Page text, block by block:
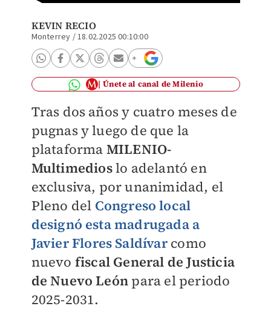
KEVIN RECIO
Monterrey /18.02.2025 00:10:00
Únete al canal de Milenio
Tras dos años y cuatro meses de
pugnas y luego de que la
plataforma MILENIO-
Multimedioslo adelantó en
exclusiva, por unanimidad, el
Pleno del Congreso local
designó esta madrugada a
Javier Flores Saldívarcomo
nuevo fiscal General de Justicia
de Nuevo León para el periodo
2025-2031.